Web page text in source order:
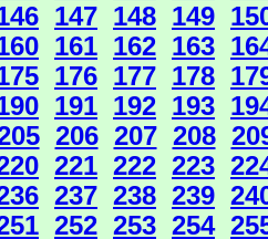
147 148 149
161 162 163
176 177 178
191 192 193
206 207 208
221 222 223
237 238 239
252 253 254